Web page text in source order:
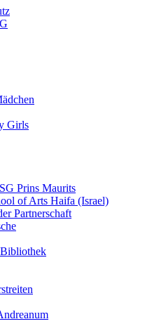
Girls
Prins Maurits
of Arts Haifa (Israel)
Partnerschaft
Bibliothek